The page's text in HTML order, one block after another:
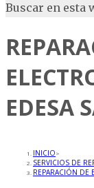
Buscar en esta
EDESA
INICIO>
SERVICIOS DE
REPARACIÓN DE